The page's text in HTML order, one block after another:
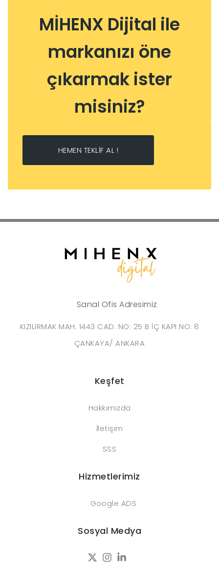
MİHENX Dijital ile
markanızı öne
çıkarmak ister
misiniz?
HEMEN TEKLİF AL !
Sanal Ofis Adresimiz
KIZILIRMAK MAH. 1443 CAD. NO: 25 B İÇ KAPI NO: 8
ÇANKAYA/ ANKARA
Keşfet
Hakkımızda
İletişim
SSS
Hizmetlerimiz
Google ADS
Sosyal Medya